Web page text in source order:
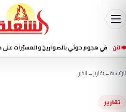
الآن
الرئيسية←تقارير←الخبر
تقارير